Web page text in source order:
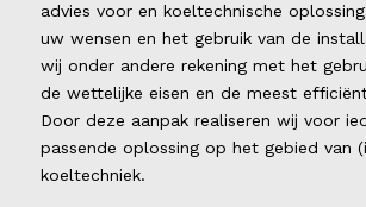
advies voor en koeltechnische
uw wensen en het gebruik van de
wij onder andere rekening met het
de wettelijke eisen en de meest
Door deze aanpak realiseren wij voor
passende oplossing op het gebied van
koeltechniek.